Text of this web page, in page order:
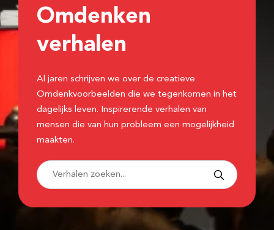
Omdenken
verhalen
Al jaren schrijven we over de creatieve
Omdenkvoorbeelden die we tegenkomen in het
dagelijks leven. Inspirerende verhalen van
mensen die van hun probleem een mogelijkheid
maakten.